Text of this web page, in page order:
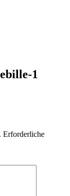
1
Erforderliche